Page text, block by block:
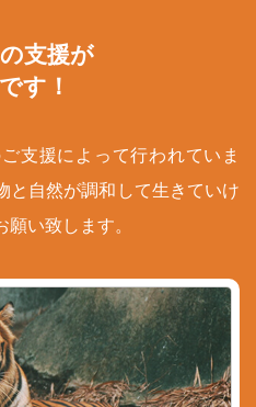
支援が
す！
支援によって行われていま
と自然が調和して生きていけ
い致します。